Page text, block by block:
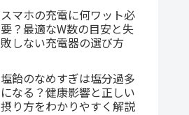
スマホの充電に何ワット必
要？最適なW数の目安と失
敗しない充電器の選び方
塩飴のなめすぎは塩分過多
になる？健康影響と正しい
摂り方をわかりやすく解説